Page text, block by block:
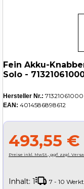
Fein Akku-
Solo -
Hersteller Nr.: 71321061000
EAN: 4014586898612
493,55 €
Preise inkl. MwSt., ggf. zzgl.
Inhalt: 1 7 - 10